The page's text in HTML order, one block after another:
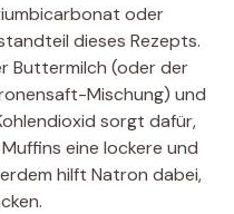
oder
dieses Rezepts.
Buttermilch (oder der
Mischung) und
sorgt dafür,
eine lockere und
hilft Natron dabei,